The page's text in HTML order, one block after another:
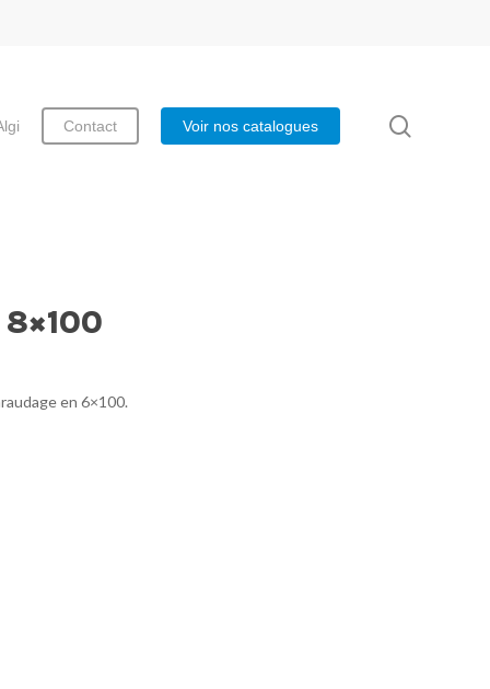
Contact Voir nos catalogues
en 6×100.